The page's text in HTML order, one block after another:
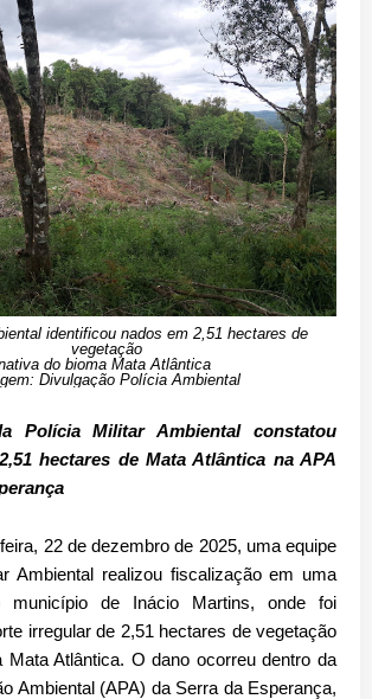
identificou nados em 2,51 hectares de
vegetação
do bioma Mata Atlântica
Divulgação Polícia Ambiental
Polícia Militar Ambiental constatou
hectares de Mata Atlântica na APA
22 de dezembro de 2025, uma equipe
Ambiental realizou fiscalização em uma
município de Inácio Martins, onde foi
irregular de 2,51 hectares de vegetação
Mata Atlântica. O dano ocorreu dentro da
Ambiental (APA) da Serra da Esperança,